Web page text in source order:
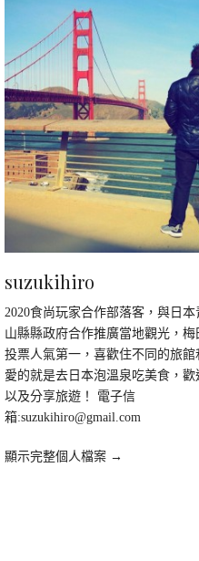
suzukihiro
2020食尚玩家合作部落客，與日本
山縣縣政府合作推廣當地觀光，梅
投票人氣第一，喜歡住不同的旅館
愛的就是去日本泡溫泉吃美食，歡
以及分享旅遊！ 電子信
箱:suzukihiro@gmail.com
顯示完整個人檔案 →